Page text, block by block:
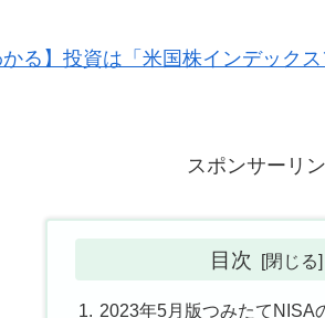
る】投資は「米国株インデック
スポンサーリ
目次
2023年5月版つみたてNISA